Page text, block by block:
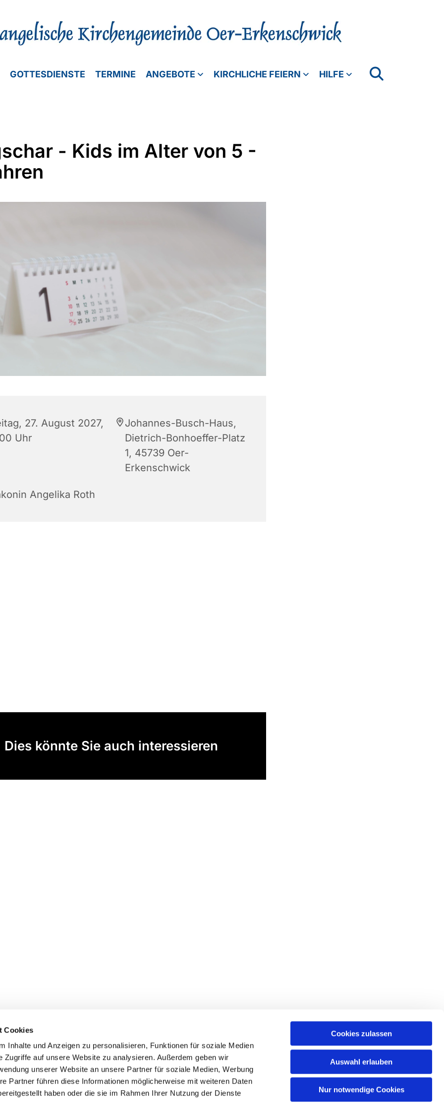
Cookies
Inhalte und Anzeigen zu personalisieren, Funktionen für soziale Medien
Zugriffe auf unsere Website zu analysieren. Außerdem geben wir
unserer Website an unsere Partner für soziale Medien, Werbung
Partner führen diese Informationen möglicherweise mit weiteren Daten
haben oder die sie im Rahmen Ihrer Nutzung der Dienste
Cookies zulassen
Auswahl erlauben
Nur notwendige Cookies
GOTTESDIENSTE TERMINE ANGEBOTE KIRCHLICHE FEIERN HILFE
- Kids im Alter von 5 -
27. August 2027,
Uhr
Johannes-Busch-Haus,
Dietrich-Bonhoeffer-Platz
1, 45739 Oer-
Erkenschwick
Angelika Roth
Dies könnte Sie auch interessieren
Platz 1
Erkenschwick
02368 1461
in-oe.de